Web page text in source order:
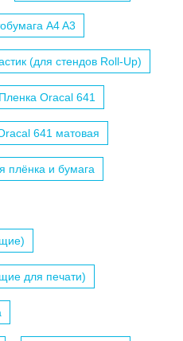
A4 A3
(для стендов Roll-Up)
Пленка Oracal 641
641 матовая
плёнка и бумага
для печати)